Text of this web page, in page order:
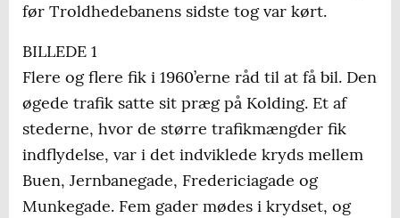
før Troldhedebanens sidste tog var kørt.
BILLEDE 1
Flere og flere fik i 1960’erne råd til at få bil. Den
øgede trafik satte sit præg på Kolding. Et af
stederne, hvor de større trafikmængder fik
indflydelse, var i det indviklede kryds mellem
Buen, Jernbanegade, Fredericiagade og
Munkegade. Fem gader mødes i krydset, og